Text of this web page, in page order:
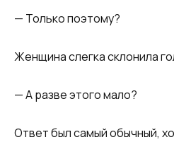
— Только поэтому?
Женщина слегка склонила
— А разве этого мало?
Ответ был самый обычный,